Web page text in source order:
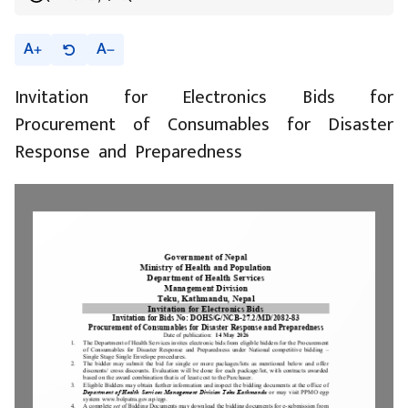
A A
Invitation for Electronics Bids for
Procurement of Consumables for Disaster
Response and Preparedness